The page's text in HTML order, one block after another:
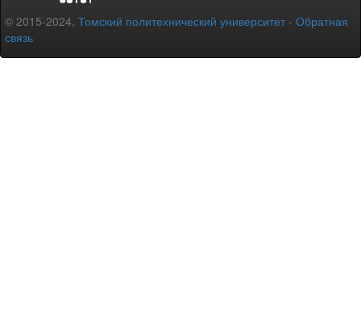
© 2015-2024, Томский политехнический университет - Обратная
связь